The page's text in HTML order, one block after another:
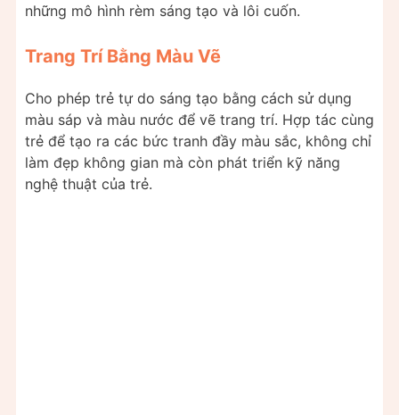
những mô hình rèm sáng tạo và lôi cuốn.
Trang Trí Bằng Màu Vẽ
Cho phép trẻ tự do sáng tạo bằng cách sử dụng
màu sáp và màu nước để vẽ trang trí. Hợp tác cùng
trẻ để tạo ra các bức tranh đầy màu sắc, không chỉ
làm đẹp không gian mà còn phát triển kỹ năng
nghệ thuật của trẻ.